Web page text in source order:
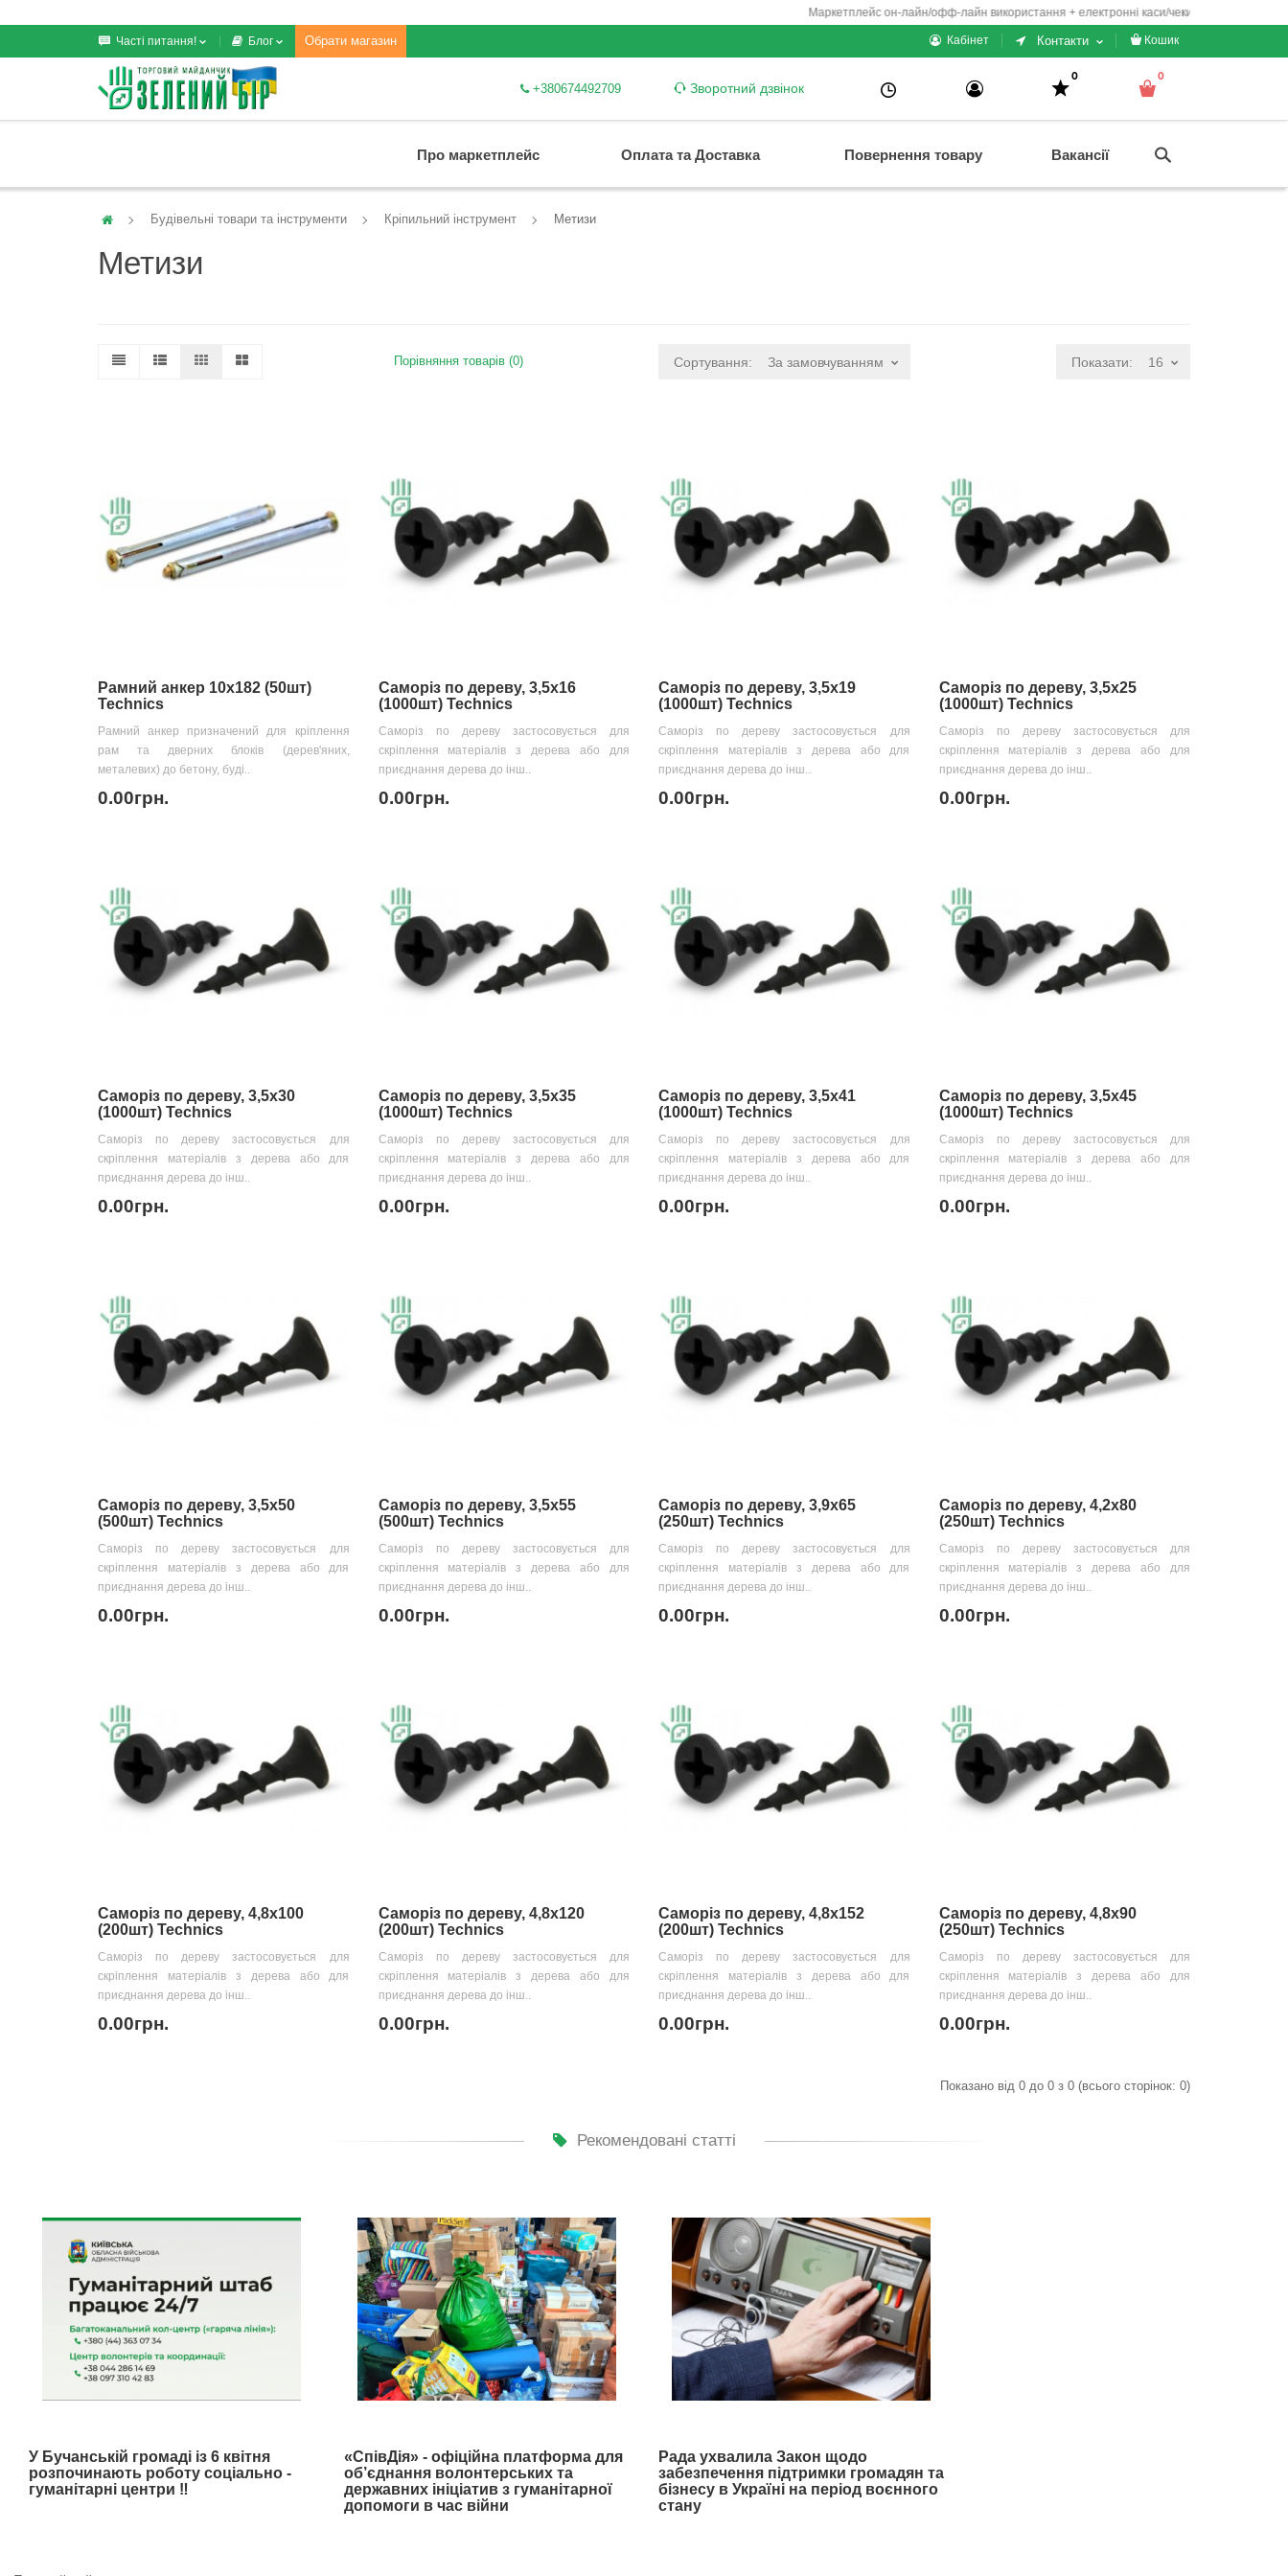
Маркетплейс он-лайн/офф-лайн використання + електронні каси/чеки/гаманці
Часті питання! Блог Обрати магазин Кабінет Контакти Кошик
Зворотний дзвінок
+380674492709
0 0
Про маркетплейс Оплата та Доставка Повернення товару Вакансії
Будівельні товари та інструменти Кріпильний інструмент Метизи
Метизи
Порівняння товарів (0) Сортування: За замовчуванням Показати: 16
Рамний анкер 10х182 (50шт)
Technics
Рамний анкер призначений для кріплення
рам та дверних блоків (дерев'яних,
металевих) до бетону, буді..
0.00грн.
Саморіз по дереву, 3,5х16
(1000шт) Technics
Саморіз по дереву застосовується для
скріплення матеріалів з дерева або для
приєднання дерева до інш..
0.00грн.
Саморіз по дереву, 3,5х19
(1000шт) Technics
Саморіз по дереву застосовується для
скріплення матеріалів з дерева або для
приєднання дерева до інш..
0.00грн.
Саморіз по дереву, 3,5х25
(1000шт) Technics
Саморіз по дереву застосовується для
скріплення матеріалів з дерева або для
приєднання дерева до інш..
0.00грн.
Саморіз по дереву, 3,5х30
(1000шт) Technics
Саморіз по дереву застосовується для
скріплення матеріалів з дерева або для
приєднання дерева до інш..
0.00грн.
Саморіз по дереву, 3,5х35
(1000шт) Technics
Саморіз по дереву застосовується для
скріплення матеріалів з дерева або для
приєднання дерева до інш..
0.00грн.
Саморіз по дереву, 3,5х41
(1000шт) Technics
Саморіз по дереву застосовується для
скріплення матеріалів з дерева або для
приєднання дерева до інш..
0.00грн.
Саморіз по дереву, 3,5х45
(1000шт) Technics
Саморіз по дереву застосовується для
скріплення матеріалів з дерева або для
приєднання дерева до інш..
0.00грн.
Саморіз по дереву, 3,5х50
(500шт) Technics
Саморіз по дереву застосовується для
скріплення матеріалів з дерева або для
приєднання дерева до інш..
0.00грн.
Саморіз по дереву, 3,5х55
(500шт) Technics
Саморіз по дереву застосовується для
скріплення матеріалів з дерева або для
приєднання дерева до інш..
0.00грн.
Саморіз по дереву, 3,9х65
(250шт) Technics
Саморіз по дереву застосовується для
скріплення матеріалів з дерева або для
приєднання дерева до інш..
0.00грн.
Саморіз по дереву, 4,2х80
(250шт) Technics
Саморіз по дереву застосовується для
скріплення матеріалів з дерева або для
приєднання дерева до інш..
0.00грн.
Саморіз по дереву, 4,8х100
(200шт) Technics
Саморіз по дереву застосовується для
скріплення матеріалів з дерева або для
приєднання дерева до інш..
0.00грн.
Саморіз по дереву, 4,8х120
(200шт) Technics
Саморіз по дереву застосовується для
скріплення матеріалів з дерева або для
приєднання дерева до інш..
0.00грн.
Саморіз по дереву, 4,8х152
(200шт) Technics
Саморіз по дереву застосовується для
скріплення матеріалів з дерева або для
приєднання дерева до інш..
0.00грн.
Саморіз по дереву, 4,8х90
(250шт) Technics
Саморіз по дереву застосовується для
скріплення матеріалів з дерева або для
приєднання дерева до інш..
0.00грн.
Показано від 0 до 0 з 0 (всього сторінок: 0)
Рекомендовані статті
У Бучанській громаді із 6 квітня
розпочинають роботу соціально -
гуманітарні центри ‼️
«СпівДія» - офіційна платформа для
об’єднання волонтерських та
державних ініціатив з гуманітарної
допомоги в час війни
Рада ухвалила Закон щодо
забезпечення підтримки громадян та
бізнесу в Україні на період воєнного
стану